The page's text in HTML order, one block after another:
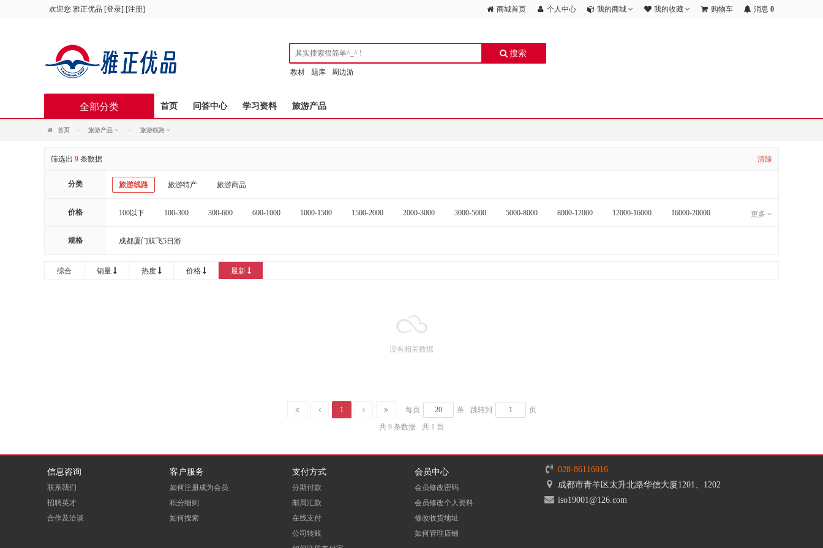
欢迎您 雅正优品 [登录] [注册] 商城首页 个人中心 我的商城 我的收藏 购物车 消息 0
搜索
教材 题库 周边游
首页 问答中心 学习资料 旅游产品
全部分类
首页 旅游产品 旅游线路
筛选出 9 条数据 清除
分类 旅游线路 旅游特产 旅游商品
价格 100以下 100-300 300-600 600-1000 1000-1500 1500-2000 2000-3000 3000-5000 5000-8000 8000-12000 12000-16000 16000-20000 更多
规格 成都厦门双飞5日游
综合 销量 热度 价格 最新
没有相关数据
1 每页 条 跳转到
页
共 9 条数据
共 1 页
信息咨询
联系我们
招聘英才
合作及洽谈
客户服务
如何注册成为会员
积分细则
如何搜索
支付方式
分期付款
邮局汇款
在线支付
公司转账
会员中心
会员修改密码
会员修改个人资料
修改收货地址
如何管理店铺
028-86116016
成都市青羊区太升北路华信大厦1201、1202
iso19001@126.com